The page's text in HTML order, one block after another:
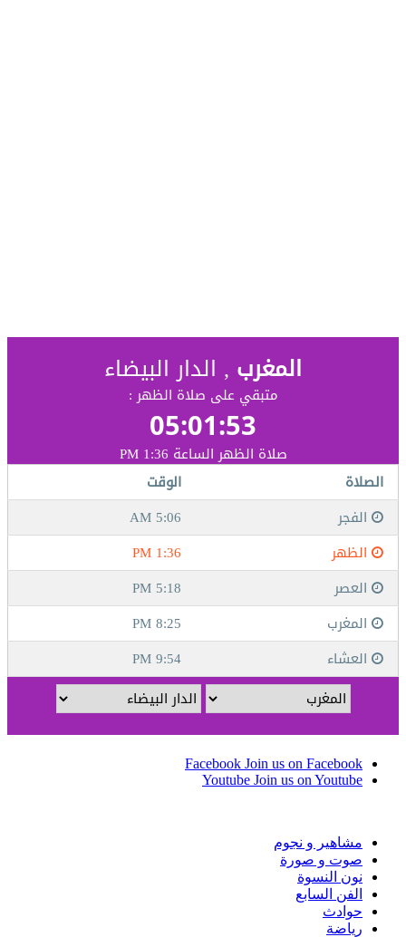
Facebook Join us on Facebook
Youtube Join us on Youtube
مشاهير و نجوم
صوت و صورة
نون النسوة
الفن السابع
حوادث
رياضة